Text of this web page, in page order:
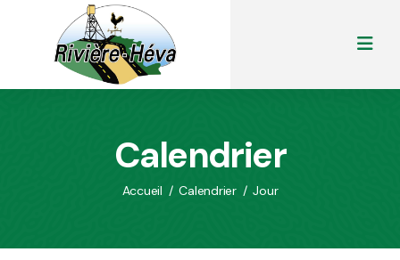
Calendrier
Accueil / Calendrier / Jour